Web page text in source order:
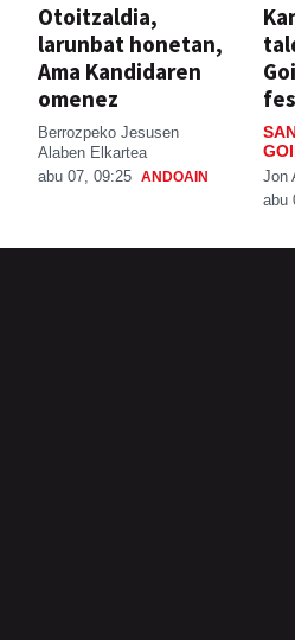
Otoitzaldia,
larunbat honetan,
Ama Kandidaren
omenez
Berrozpeko Jesusen
Alaben Elkartea
abu 07, 09:25 ANDOAIN
Jon
abu